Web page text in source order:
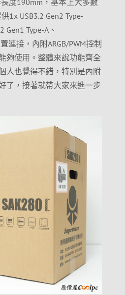
1x USB3.2 Gen2 Type-
Gen1 Type-A、
連接，內附ARGB/PWM控制
夠使用。整體來說功能齊全
人也覺得不錯，特別是內附
了，接著就帶大家來進一步